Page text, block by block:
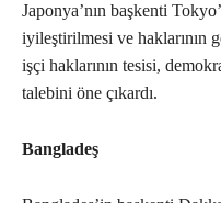
Japonya’nın başkenti
iyileştirilmesi ve haklarının
işçi haklarının tesisi,
talebini öne çıkardı.
Bangladeş